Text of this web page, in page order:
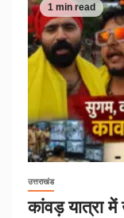
1 min read
उत्तराखंड
कांवड़ यात्रा